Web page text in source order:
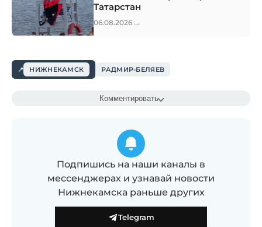
Татарстан
06.08.2026 →
НИЖНЕКАМСК РАДМИР-БЕЛЯЕВ
Комментировать
Подпишись на наши каналы в
мессенджерах и узнавай новости
Нижнекамска раньше других
Telegram